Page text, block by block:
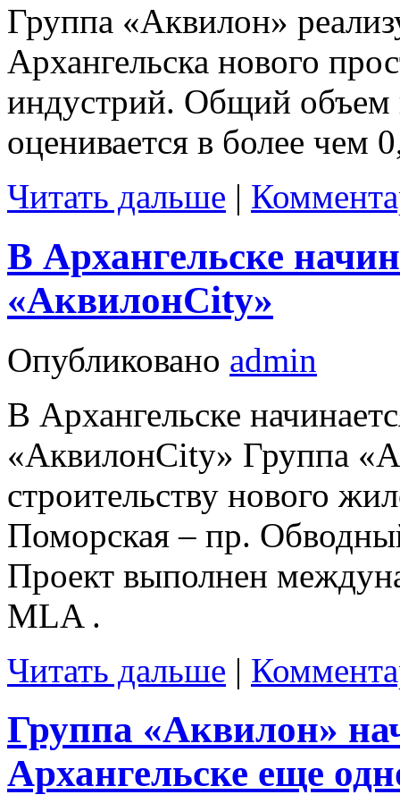
Группа «Аквилон»
Архангельска нового
индустрий. Общий объем
оценивается в более чем
Читать дальше |
В Архангельске
«АквилонCity»
Опубликовано admin
В Архангельске
«АквилонCity» Группа
строительству нового
Поморская – пр.
Проект выполнен
MLA .
Читать дальше |
Группа «Аквилон»
Архангельске еще